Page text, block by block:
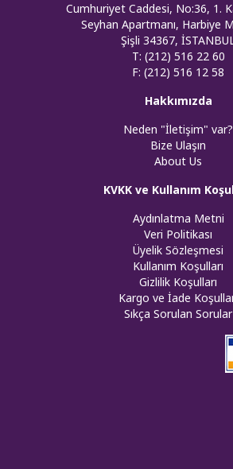
Cumhuriyet Caddesi, No:36, 1.
Seyhan Apartmanı, Harbiye
Şişli 34367,
T: (212) 516 22 60
F: (212) 516 12 58
Hakkımızda
Neden "İletişim" var?
Bize Ulaşın
About Us
KVKK ve Kullanım
Aydınlatma Metni
Veri Politikası
Üyelik Sözleşmesi
Kullanım Koşulları
Gizlilik Koşulları
Kargo ve İade
Sıkça Sorulan Sorular